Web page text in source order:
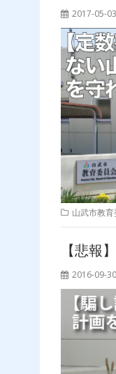
2017-05-03
山武市教
【悲報
2016-09-30